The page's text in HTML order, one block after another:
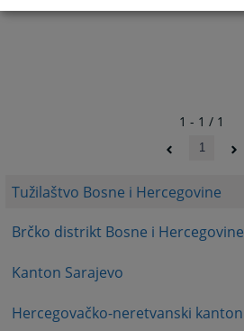
Tužilaštvo Bosne i Hercegovine
Brčko distrikt Bosne i Hercegovine
Kanton Sarajevo
Hercegovačko-neretvanski kanton
1 - 1 / 1
1